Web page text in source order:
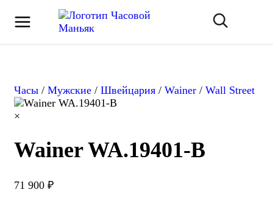
Часы / Мужские / Швейцария / Wainer / Wall Street
×
Wainer WA.19401-B
71 900 ₽